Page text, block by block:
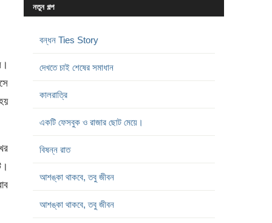
নতুন গল্প
বন্ধন Ties Story
দেখতে চাই শেষের সমাধান
কালরাত্রি
একটি ফেসবুক ও রাজার ছোট মেয়ে।
বিষন্ন রাত
আশঙ্কা থাকবে, তবু জীবন
আশঙ্কা থাকবে, তবু জীবন